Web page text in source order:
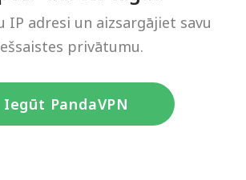
IP adresi un aizsargājiet savu
privātumu.
Iegūt PandaVPN